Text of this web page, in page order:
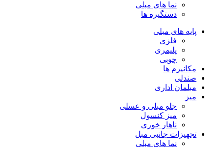
نما های مبلی
دستگیره ها
پایه های مبلی
فلزی
پلیمری
چوبی
مکانیزم ها
صندلی
مبلمان اداری
میز
جلو مبلی و عسلی
میز کنسول
ناهار خوری
تجهیزات جانبی مبل
نما های مبلی